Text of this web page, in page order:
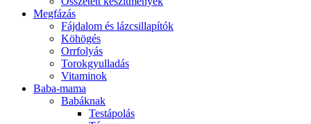
Megfázás
Fájdalom és lázcsillapítók
Köhögés
Orrfolyás
Torokgyulladás
Vitaminok
Baba-mama
Babáknak
Testápolás